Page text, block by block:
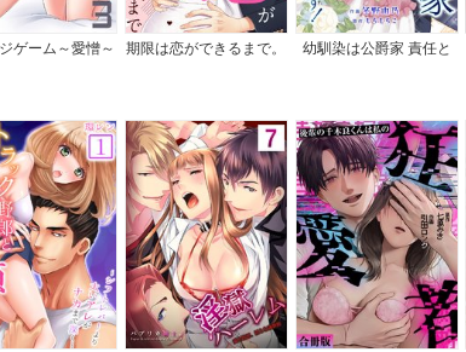
ゲーム～愛憎～
期限は恋ができるまで。
幼馴染は公爵家 責任と